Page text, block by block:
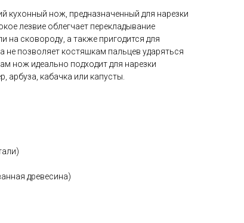
кухонный нож, предназначенный для нарезки
лезвие облегчает перекладывание
на сковороду, а также пригодится для
не позволяет костяшкам пальцев ударяться
нож идеально подходит для нарезки
арбуза, кабачка или капусты.
древесина)